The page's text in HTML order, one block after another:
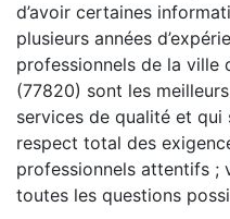
d’avoir certaines
plusieurs années
professionnels de la ville
(77820) sont les
services de qualité et qui
respect total des
professionnels attentifs ;
toutes les questions